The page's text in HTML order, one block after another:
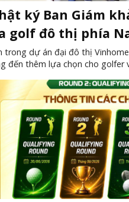
ký Ban Giám
golf đô thị phía
trong dự án đại đô thị
đến thêm lựa chọn cho